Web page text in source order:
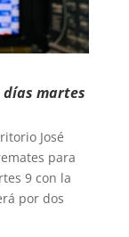
días martes
José
para
9 con la
por dos